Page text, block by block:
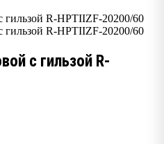
с гильзой R-